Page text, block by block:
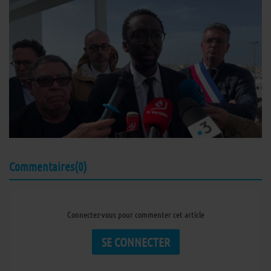
Commentaires(0)
Connectez-vous pour commenter cet article
SE CONNECTER